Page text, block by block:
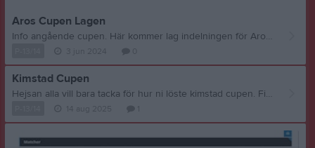
Aros Cupen Lagen
Info angående cupen. Här kommer lag indelningen för Aros cupen /Tränarna
Kimstad Cupen
Hejsan alla vill bara tacka för hur ni löste kimstad cupen. Fick till mig att allt hade rullat på och ni löste uppgiften tillsammans. Så igen stort tack för er tid ni gav och vi ses på planerna Mvh C.willers